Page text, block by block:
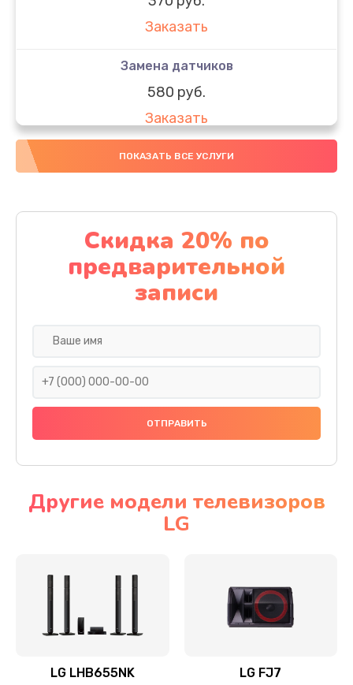
Заказать
Замена датчиков
580 руб.
Заказать
Комплексная чистка
Заказать
Замена дисплея (экрана)
2000 руб.
Заказать
Ремонт платы электроники
Прошивка
Ремонт механики привода
Ремонт / замена кнопок, клавиш, индикаторов,
ПОКАЗАТЬ ВСЕ УСЛУГИ
Скидка 20% по
предварительной
записи
Другие модели телевизоров
LG
LG LHB655NK LG FJ7